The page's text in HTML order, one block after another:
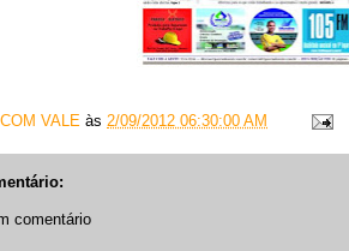
VALE às 2/09/2012 06:30:00 AM
comentário